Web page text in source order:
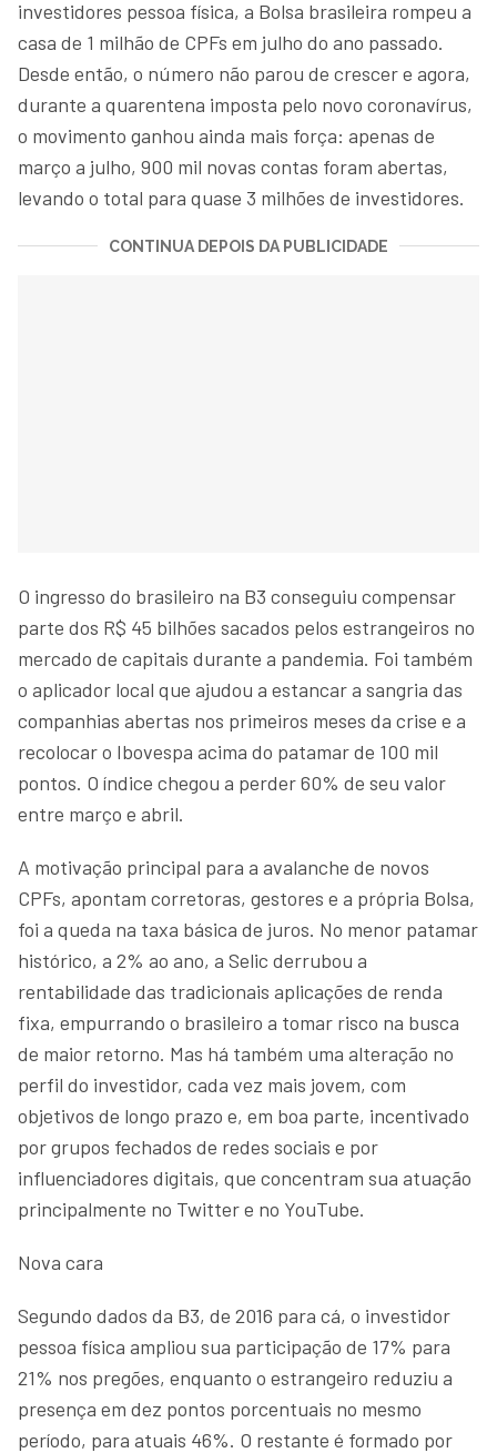
investidores pessoa física, a Bolsa brasileira rompeu a
casa de 1 milhão de CPFs em julho do ano passado.
Desde então, o número não parou de crescer e agora,
durante a quarentena imposta pelo novo coronavírus,
o movimento ganhou ainda mais força: apenas de
março a julho, 900 mil novas contas foram abertas,
levando o total para quase 3 milhões de investidores.
CONTINUA DEPOIS DA PUBLICIDADE
O ingresso do brasileiro na B3 conseguiu compensar
parte dos R$ 45 bilhões sacados pelos estrangeiros no
mercado de capitais durante a pandemia. Foi também
o aplicador local que ajudou a estancar a sangria das
companhias abertas nos primeiros meses da crise e a
recolocar o Ibovespa acima do patamar de 100 mil
pontos. O índice chegou a perder 60% de seu valor
entre março e abril.
A motivação principal para a avalanche de novos
CPFs, apontam corretoras, gestores e a própria Bolsa,
foi a queda na taxa básica de juros. No menor patamar
histórico, a 2% ao ano, a Selic derrubou a
rentabilidade das tradicionais aplicações de renda
fixa, empurrando o brasileiro a tomar risco na busca
de maior retorno. Mas há também uma alteração no
perfil do investidor, cada vez mais jovem, com
objetivos de longo prazo e, em boa parte, incentivado
por grupos fechados de redes sociais e por
influenciadores digitais, que concentram sua atuação
principalmente no Twitter e no YouTube.
Nova cara
Segundo dados da B3, de 2016 para cá, o investidor
pessoa física ampliou sua participação de 17% para
21% nos pregões, enquanto o estrangeiro reduziu a
presença em dez pontos porcentuais no mesmo
período, para atuais 46%. O restante é formado por